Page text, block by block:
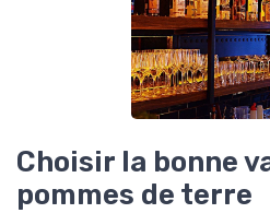
Choisir la bonne
pommes de terre